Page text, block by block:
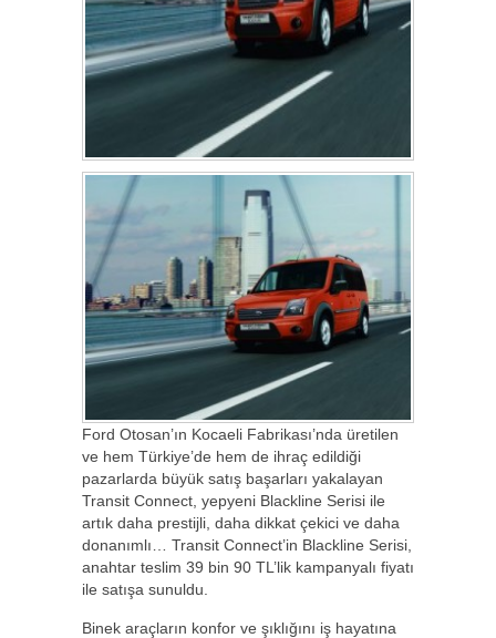
Ford Otosan’ın Kocaeli Fabrikası’nda üretilen
ve hem Türkiye’de hem de ihraç edildiği
pazarlarda büyük satış başarları yakalayan
Transit Connect, yepyeni Blackline Serisi ile
artık daha prestijli, daha dikkat çekici ve daha
donanımlı… Transit Connect’in Blackline Serisi,
anahtar teslim 39 bin 90 TL’lik kampanyalı fiyatı
ile satışa sunuldu.
Binek araçların konfor ve şıklığını iş hayatına